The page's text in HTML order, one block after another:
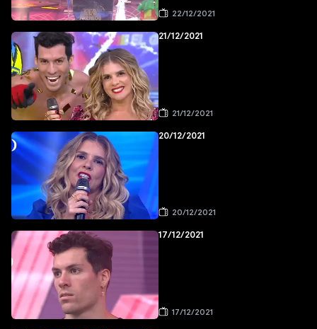
22/12/2021
21/12/2021
21/12/2021
20/12/2021
20/12/2021
17/12/2021
17/12/2021